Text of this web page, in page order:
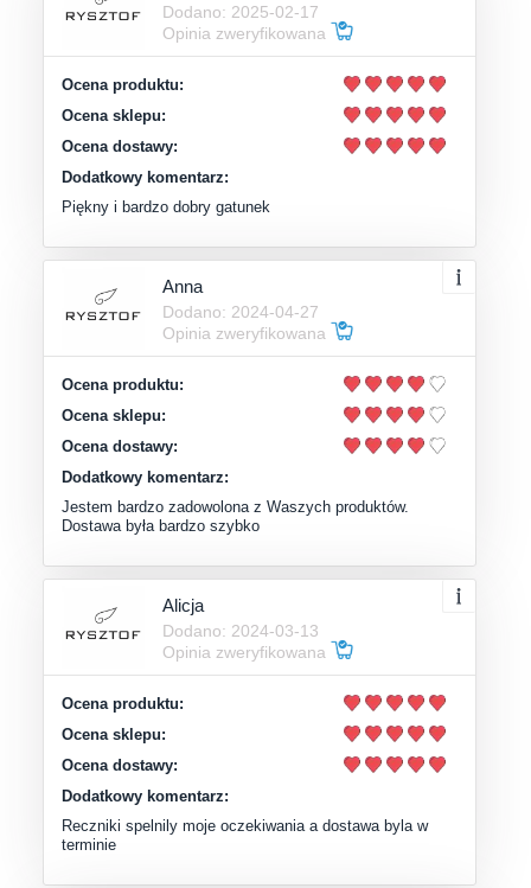
Dodano: 2025-02-17
Opinia zweryfikowana
Ocena produktu:
Ocena sklepu:
Ocena dostawy:
Dodatkowy komentarz:
Piękny i bardzo dobry gatunek
Anna
Dodano: 2024-04-27
Opinia zweryfikowana
Ocena produktu:
Ocena sklepu:
Ocena dostawy:
Dodatkowy komentarz:
Jestem bardzo zadowolona z Waszych produktów.
Dostawa była bardzo szybko
Alicja
Dodano: 2024-03-13
Opinia zweryfikowana
Ocena produktu:
Ocena sklepu:
Ocena dostawy:
Dodatkowy komentarz:
Reczniki spelnily moje oczekiwania a dostawa byla w
terminie